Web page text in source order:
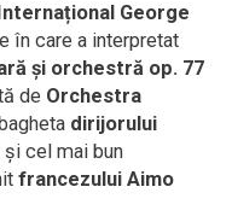
George
în care a interpretat
și orchestră op. 77
de Orchestra
dirijorului
și cel mai bun
francezului Aimo